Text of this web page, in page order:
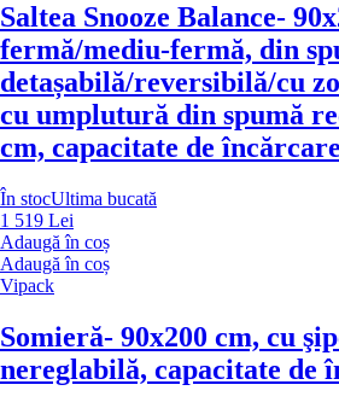
Saltea Snooze Balance-
fermă/mediu-fermă, din
detașabilă/reversibilă/cu
cu umplutură din spumă
cm, capacitate de
În stocUltima bucată
1 519 Lei
Adaugă în coș
Adaugă în coș
Vipack
Somieră- 90x200 cm, cu
nereglabilă, capacitate de